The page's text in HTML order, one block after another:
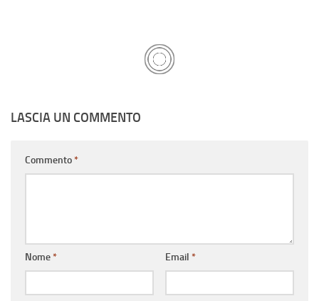
LASCIA UN COMMENTO
Commento*
Nome* Email *